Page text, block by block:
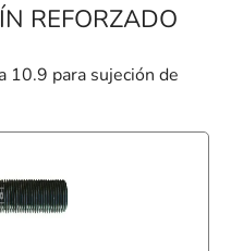
REFORZADO
10.9 para sujeción de